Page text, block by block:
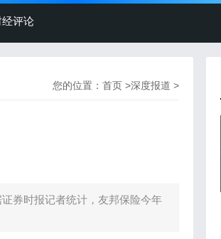
经评论
您的位置： 首页 >深度报道 >
券时报记者统计，友邦保险今年